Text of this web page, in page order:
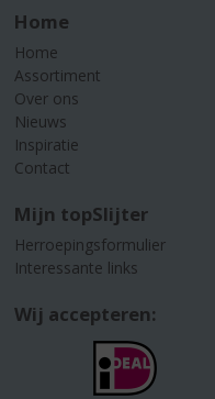
Home
Home
Assortiment
Over ons
Nieuws
Inspiratie
Contact
Mijn topSlijter
Herroepingsformulier
Interessante links
Wij accepteren: